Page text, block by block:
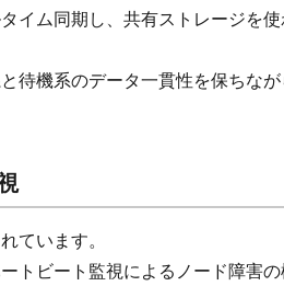
イム同期し、共有ストレージを
待機系のデータ一貫性を保ちな
ています。
トビート監視によるノード障害